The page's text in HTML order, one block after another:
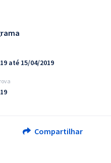
até 15/04/2019
Compartilhar